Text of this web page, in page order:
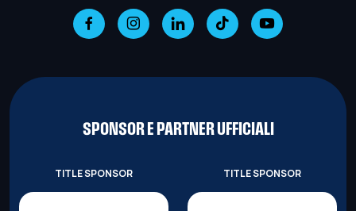
SPONSOR E PARTNER UFFICIALI
TITLE SPONSOR TITLE SPONSOR